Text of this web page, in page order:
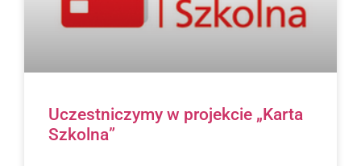
Uczestniczymy w projekcie „Karta
Szkolna”